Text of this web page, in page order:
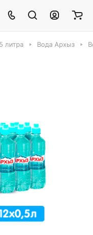
литра Вода Архыз